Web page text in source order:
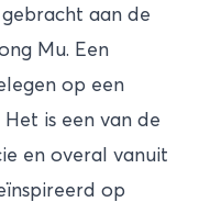
aan de
Mu. Een
op een
is een van de
en overal vanuit
op